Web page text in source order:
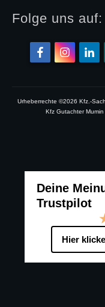
Folge uns auf:
Urheberrechte ©2026 Kfz.-
Kfz Gutachter Mumin
Deine
Trustpilot
Hier